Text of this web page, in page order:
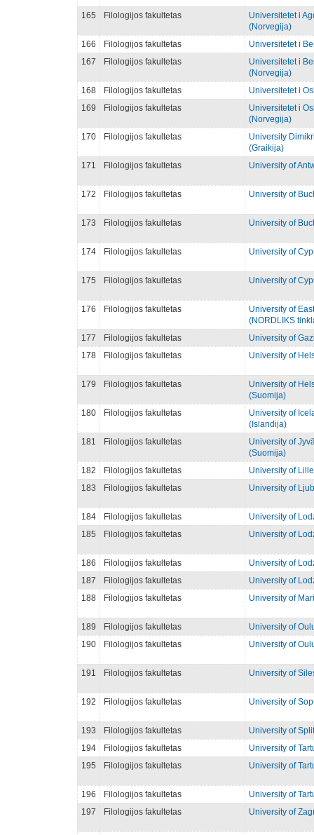
165 Filologijos fakultetas
Universitetet i
(Norvegija)
166
Filologijos fakultetas
Universitetet i
167
Filologijos fakultetas
Universitetet i
(Norvegija)
168
Filologijos fakultetas
Universitetet i
169
Filologijos fakultetas
Universitetet i
(Norvegija)
170
Filologijos fakultetas
University
(Graikija)
171
Filologijos fakultetas University of
172 Filologijos fakultetas University of
173 Filologijos fakultetas University of
174 Filologijos fakultetas University of
175 Filologijos fakultetas University of
176 Filologijos fakultetas
University of
(NORDLIKS
177
Filologijos fakultetas
University of
178
Filologijos fakultetas University of
179 Filologijos fakultetas
University of
(Suomija)
180
Filologijos fakultetas
University of
(Islandija)
181
Filologijos fakultetas
University of
(Suomija)
182
Filologijos fakultetas
University of
183
Filologijos fakultetas University of
184 Filologijos fakultetas
University of
185
Filologijos fakultetas University of
186 Filologijos fakultetas
University of
187
Filologijos fakultetas
University of
188
Filologijos fakultetas University of
189 Filologijos fakultetas
University of
190
Filologijos fakultetas University of
191 Filologijos fakultetas University of
192 Filologijos fakultetas University of
193 Filologijos fakultetas
University of
194
Filologijos fakultetas
University of
195
Filologijos fakultetas University of
196 Filologijos fakultetas
University of
197
Filologijos fakultetas University of